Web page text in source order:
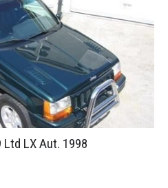
Ltd LX Aut. 1998